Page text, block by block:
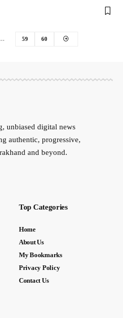
… 59 60
unbiased digital news
authentic, progressive,
and beyond.
Top Categories
Home
About Us
My Bookmarks
Privacy Policy
Contact Us